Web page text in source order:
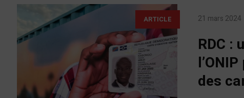
ARTICLE 21 mars 2024
RDC :
des